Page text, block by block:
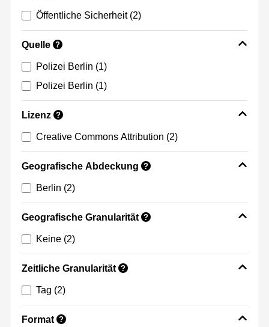
Öffentliche Sicherheit (2)
Quelle ?
Polizei Berlin (1)
Polizei Berlin (1)
Lizenz ?
Creative Commons Attribution (2)
Geografische Abdeckung ?
Berlin (2)
Geografische Granularität ?
Keine (2)
Zeitliche Granularität ?
Tag (2)
Format ?